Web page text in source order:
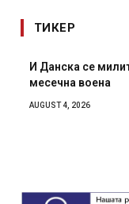
ТИКЕР
И Данска се
месечна воена
AUGUST 4, 2026